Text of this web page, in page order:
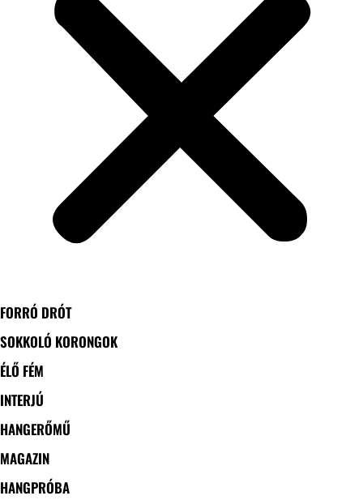
FORRÓ DRÓT
SOKKOLÓ KORONGOK
ÉLŐ FÉM
INTERJÚ
HANGERŐMŰ
MAGAZIN
HANGPRÓBA